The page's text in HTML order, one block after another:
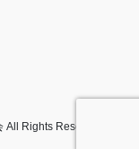
Rights Reserved.